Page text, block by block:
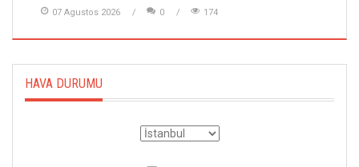
07 Agustos 2026 0 174
HAVA DURUMU